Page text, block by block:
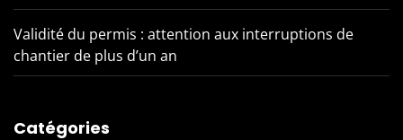
Validité du permis : attention aux interruptions de
chantier de plus d’un an
Catégories